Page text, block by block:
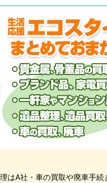
はA社・車の買取や廃車手